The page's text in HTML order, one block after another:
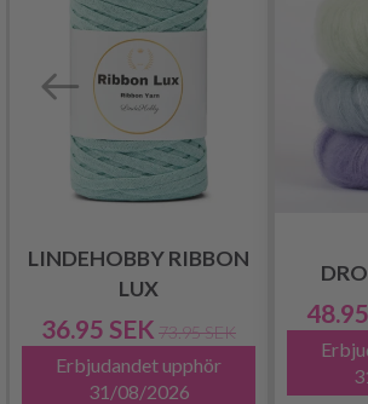
LINDEHOBBY RIBBON
LUX
36.95 SEK 73.95 SEK
Erbjudandet upphör
31/08/2026